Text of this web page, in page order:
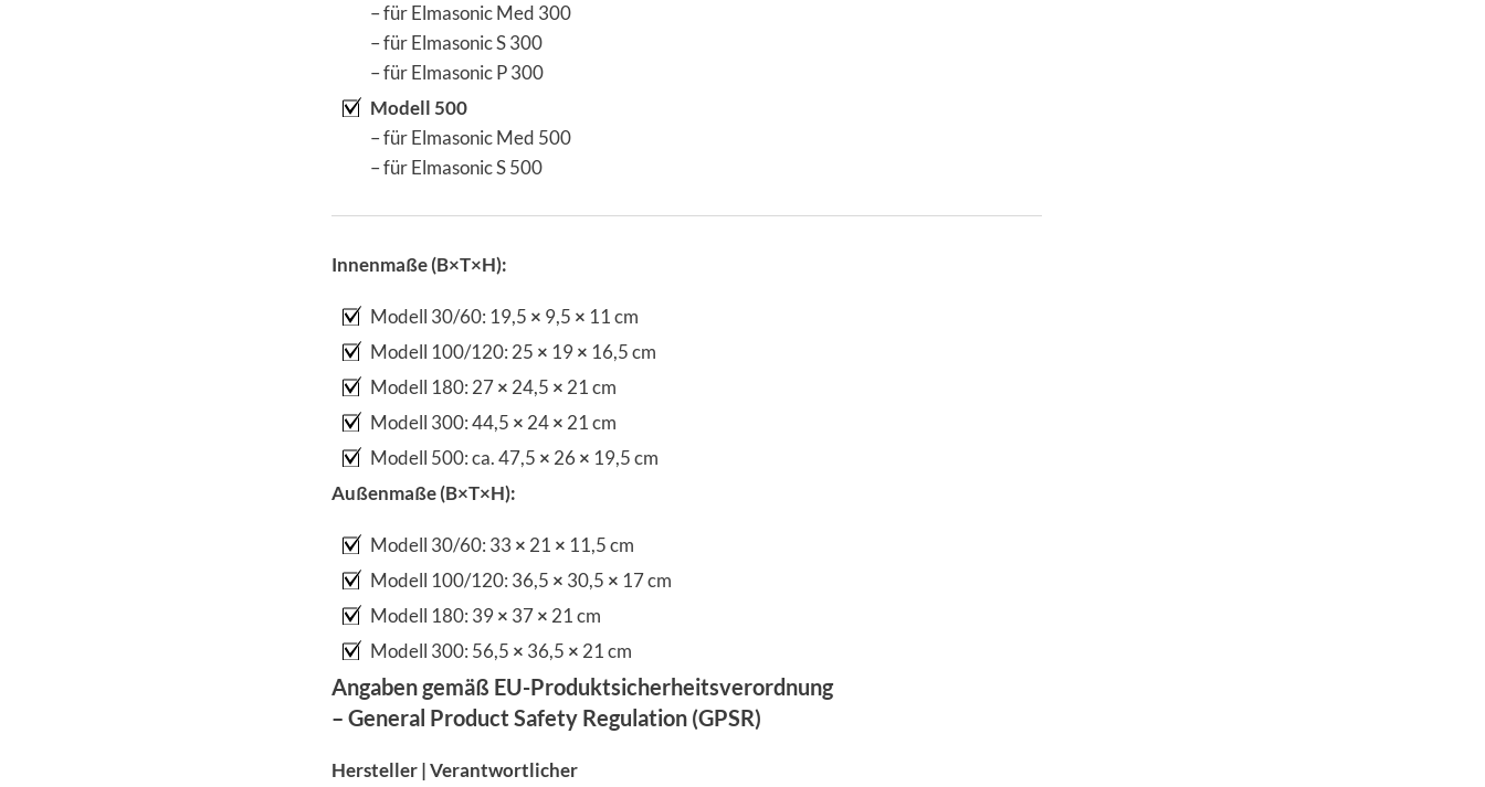
– für Elmasonic Med 300
– für Elmasonic S 300
– für Elmasonic P 300
Modell 500
– für Elmasonic Med 500
– für Elmasonic S 500
Innenmaße (B×T×H):
Modell 30/60: 19,5 × 9,5 × 11 cm
Modell 100/120: 25 × 19× 16,5 cm
Modell 180: 27× 24,5 × 21 cm
Modell 300: 44,5 × 24× 21 cm
Modell 500: ca. 47,5 × 26 × 19,5 cm
Außenmaße (B×T×H):
Modell 30/60: 33 × 21 × 11,5 cm
Modell 100/120: 36,5 × 30,5 × 17 cm
Modell 180: 39× 37× 21 cm
Modell 300: 56,5 × 36,5 × 21 cm
Angaben gemäß EU-Produktsicherheitsverordnung
– General Product Safety Regulation (GPSR)
Hersteller | Verantwortlicher